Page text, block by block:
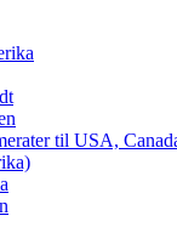
til USA,